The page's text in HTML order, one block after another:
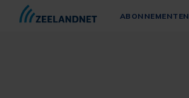
ABONNEMENTEN